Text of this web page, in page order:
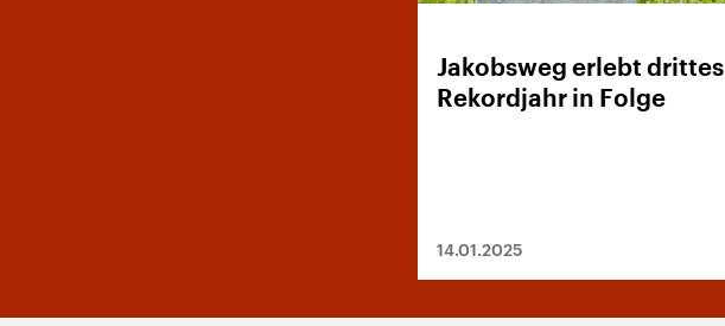
Jakobsweg erlebt drittes
Rekordjahr in Folge
14.01.2025